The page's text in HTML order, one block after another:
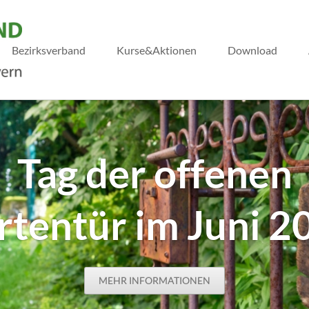
Bezirksverband Kurse&Aktionen Download
Tag der offenen
im Juni
MEHR INFORMATIONEN